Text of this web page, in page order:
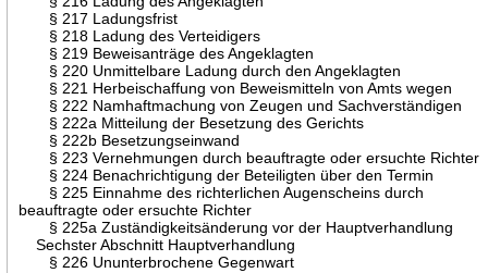
§ 217 Ladungsfrist
§ 218 Ladung des Verteidigers
§ 219 Beweisanträge des Angeklagten
§ 220 Unmittelbare Ladung durch den Angeklagten
§ 221 Herbeischaffung von Beweismitteln von Amts wegen
§ 222 Namhaftmachung von Zeugen und Sachverständigen
§ 222a Mitteilung der Besetzung des Gerichts
§ 222b Besetzungseinwand
§ 223 Vernehmungen durch beauftragte oder ersuchte Richter
§ 224 Benachrichtigung der Beteiligten über den Termin
§ 225 Einnahme des richterlichen Augenscheins durch
beauftragte oder ersuchte Richter
§ 225a Zuständigkeitsänderung vor der Hauptverhandlung
Sechster Abschnitt Hauptverhandlung
§ 226 Ununterbrochene Gegenwart